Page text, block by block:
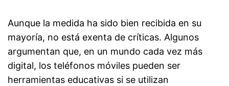
Aunque la medida ha sido bien recibida en su
mayoría, no está exenta de críticas. Algunos
argumentan que, en un mundo cada vez más
digital, los teléfonos móviles pueden ser
herramientas educativas si se utilizan